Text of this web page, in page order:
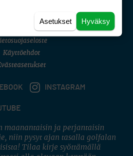
digi@otavamedia.fi
Käyttöehdot
INSTAGRAM
maanantaisin ja perjantaisin
niin pysyt ajan tasalla golfalan
Tilaa kirje syöttämällä
Hyväksy
Asetukset